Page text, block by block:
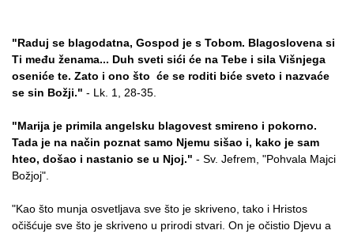
"Raduj se blagodatna, Gospod je s Tobom. Blagoslovena si
Ti među ženama... Duh sveti sići će na Tebe i sila Višnjega
oseniće te. Zato i ono što će se roditi biće sveto i nazvaće
se sin Božji." - Lk. 1, 28-35.
"Marija je primila angelsku blagovest smireno i pokorno.
Tada je na način poznat samo Njemu sišao i, kako je sam
hteo, došao i nastanio se u Njoj." - Sv. Jefrem, "Pohvala Majci
Božjoj".
"Kao što munja osvetljava sve što je skriveno, tako i Hristos
očišćuje sve što je skriveno u prirodi stvari. On je očistio Djevu a